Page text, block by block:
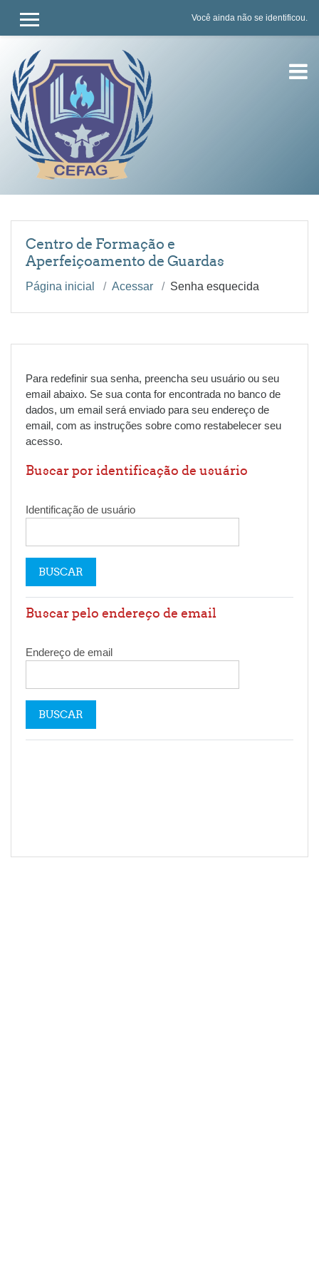
PAINEL LATERAL
Você ainda não se identificou.
Centro de Formação e
Aperfeiçoamento de Guardas
Página inicial Acessar Senha esquecida
Para redefinir sua senha, preencha seu usuário ou seu
email abaixo. Se sua conta for encontrada no banco de
dados, um email será enviado para seu endereço de
email, com as instruções sobre como restabelecer seu
acesso.
Buscar por identificação de usuário
Identificação de usuário
Buscar pelo endereço de email
Endereço de email